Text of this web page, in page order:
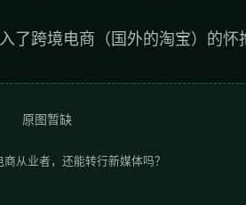
了跨境电商（国外的淘宝）的怀
原图暂缺
从业者，还能转行新媒体吗？